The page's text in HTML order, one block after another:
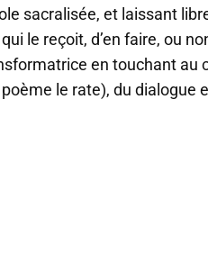
sacralisée, et laissant
le reçoit, d’en faire, ou
en touchant au
le rate), du dialogue